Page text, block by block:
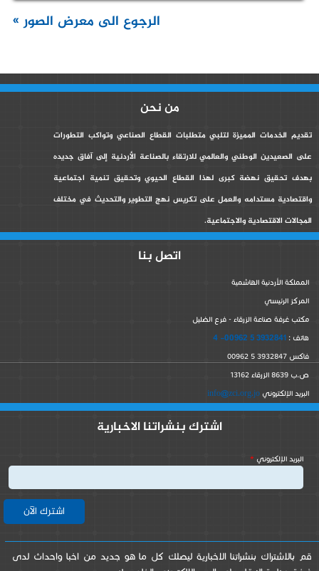
الرجوع الى معرض الصور »
من نحن
تقديم الخدمات المميزة لتلبي متطلبات القطاع الصناعي وتواكب التطورات
على الصعيدين الوطني والعالمي للارتقاء بالصناعة الأردنية إلى آفاق جديده
بهدف تحقيق نهضة كبرى لهذا القطاع الحيوي وتحقيق تنمية اجتماعية
واقتصادية مستدامه والعمل على تكريس نهج التطوير والتحديث في مختلف
المجالات الاقتصادية والاجتماعية.
اشترك بنشراتنا الاخبارية
‏البريد الإلكتروني ‏ *
قم بالاشتراك بنشراتنا الاخبارية ليصلك كل ما هو جديد من اخبا واحداث لدى
اتصل بنا
المملكة الأردنية الهاشمية
المركز الرئيسي
مكتب غرفة صناعة الزرقاء - فرع الضليل
هاتف : 3932841 5 00962- 4
فاكس 3932847 5 00962
ص.ب 8639 الزرقاء 13162
البريد الإلكتروني info@zci.org.jo